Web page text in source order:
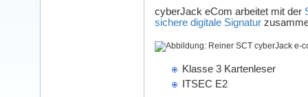
cyberJack eCom arbeitet mit der
sichere digitale Signatur
Klasse 3 Kartenleser
ITSEC E2